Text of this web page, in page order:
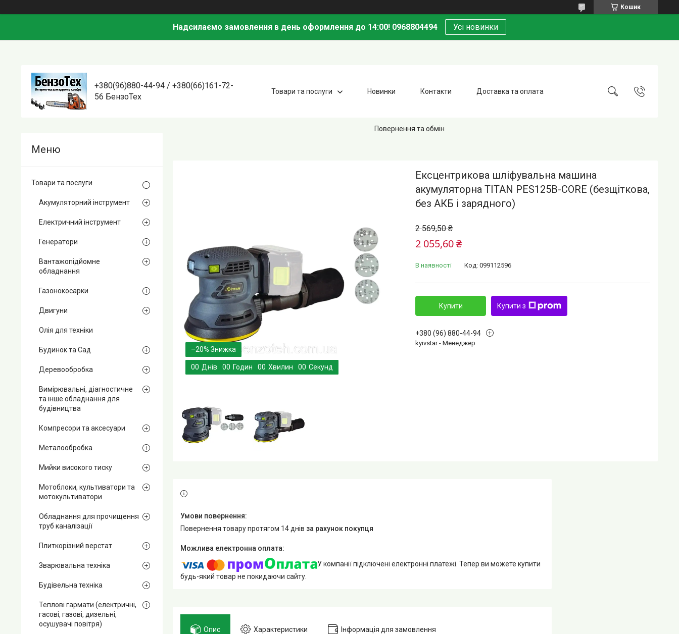
Кошик
Надсилаємо замовлення в день оформлення до 14:00! 0968804494 Усі новинки
+380(96)880-44-94 / +380(66)161-72-
56 БензоТех
Товари та послуги Новинки Контакти Доставка та оплата
Повернення та обмін
–20%
00 Днів 00 Годин 00 Хвилин 00 Секунд
Ексцентрикова шліфувальна машина
акумуляторна TITAN PES125B-CORE (безщіткова,
без АКБ і зарядного)
2 569,50 ₴
2 055,60 ₴
В наявності Код: 099112596
Купити Купити з
+380 (96) 880-44-94
kyivstar - Менеджер
повернення товару протягом 14 днів за рахунок покупця
У компанії підключені електронні платежі. Тепер ви можете купити
будь-який товар не покидаючи сайту.
Опис Характеристики Інформація для замовлення
Товари та послуги
Акумуляторний інструмент
Електричний інструмент
Генератори
Вантажопідйомне
обладнання
Газонокосарки
Двигуни
Олія для техніки
Будинок та Сад
Деревообробка
Вимірювальні, діагностичне
та інше обладнання для
будівництва
Компресори та аксесуари
Металообробка
Мийки високого тиску
Мотоблоки, культиватори та
мотокультиватори
Обладнання для прочищення
труб каналізації
Плиткорізний верстат
Зварювальна техніка
Будівельна техніка
Теплові гармати (електричні,
гасові, газові, дизельні,
осушувачі повітря)